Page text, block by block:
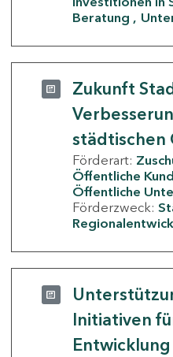
Beratung
Zukunft
städtischen
Förderart:
Öffentliche
Öffentliche
Förderzweck:
Initiativen
Entwicklung